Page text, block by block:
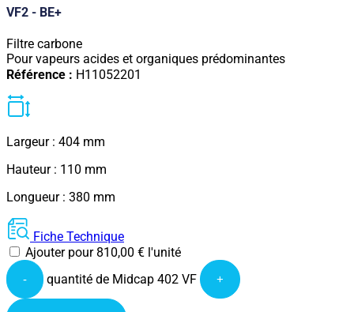
VF2 - BE+
Filtre carbone
Pour vapeurs acides et organiques prédominantes
Référence : H11052201
Largeur : 404 mm
Hauteur : 110 mm
Longueur : 380 mm
Fiche Technique
Ajouter pour 810,00 € l'unité
- quantité de Midcap 402 VF +